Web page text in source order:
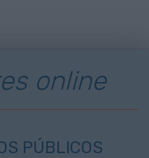
online
PÚBLICOS